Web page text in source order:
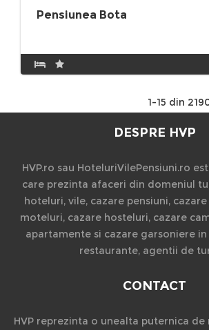
Pensiunea Bota
1-15 din
DESPRE HVP
HVP.ro sau HoteluriVilePensiuni.ro
care prezinta afaceri din domeniul
hoteluri, vile, cazare pensiuni,
moteluri, cazare hosteluri, cazare
apartamente si cazare garsoniere
restaurante, agentii de
CONTACT
HVP reprezinta o unealta puternica